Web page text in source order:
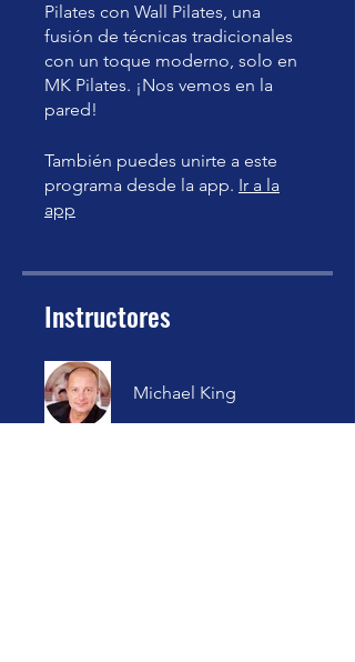
Pilates con Wall Pilates, una
fusión de técnicas tradicionales
con un toque moderno, solo en
MK Pilates. ¡Nos vemos en la
pared!
También puedes unirte a este
programa desde la app. Ir a la
app
Instructores
Michael King